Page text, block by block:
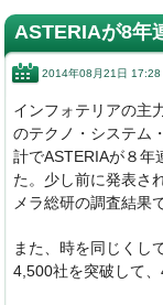
c
e
o
o
k
k
e
dI
n
ASTERIAが8年
2014年08月21日 17:28
インフォテリアの主
のテクノ・システム
計でASTERIAが８年
た。少し前に発表さ
メラ総研の調査結果
また、時を同じくし
4,500社を突破して